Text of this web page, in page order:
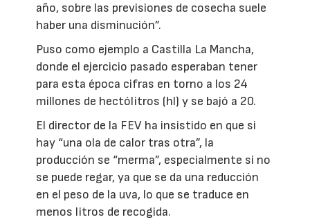
año, sobre las previsiones de cosecha suele
haber una disminución”.
Puso como ejemplo a Castilla La Mancha,
donde el ejercicio pasado esperaban tener
para esta época cifras en torno a los 24
millones de hectólitros (hl) y se bajó a 20.
El director de la FEV ha insistido en que si
hay “una ola de calor tras otra”, la
producción se “merma”, especialmente si no
se puede regar, ya que se da una reducción
en el peso de la uva, lo que se traduce en
menos litros de recogida.